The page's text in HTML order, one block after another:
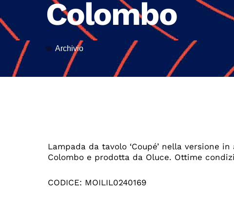
Colombo
Archivio
Lampada da tavolo ‘Coupé’ nella versione
Colombo e prodotta da Oluce. Ottime
CODICE: MOILIL0240169